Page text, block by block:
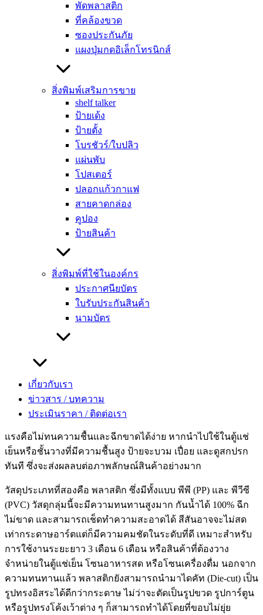
พัดพลาสติก
ที่คล้องขวด
ซองประกันภัย
แผงปุ่มกดอิเล็กโทรนิกส์
สิ่งพิมพ์เสริมการขาย
shelf talker
ป้ายเด้ง
ป้ายตั้ง
โบรชัวร์/ใบปลิว
แผ่นพับ
โปสเตอร์
ปลอกแก้วกาแฟ
สายคาดกล่อง
คูปอง
ป้ายสินค้า
สิ่งพิมพ์ที่ใช้ในองค์กร
ประกาศนียบัตร
ใบรับประกันสินค้า
นามบัตร
เกี่ยวกับเรา
ข่าวสาร / บทความ
ประเมินราคา / ติดต่อเรา
ป้ายเด้ง หรือ Wobbler
ประเภทยอดฮิต ลักษณะเด่นคือจะมีก้านพลาสติกใส ก้านอลูมิ
เนียม หรือสปริงติดอยู่ด้านหลัง ทำให้ตัวป้ายยื่นออกมาจากชั้น
วางและสามารถ เด้งดึ๋ง หรือขยับไปมาได้เมื่อมีแรงลมหรือแรง
สัมผัส การเคลื่อนไหวนี้เองที่เป็นจุดขายสำคัญ เพราะตาม
จิตวิทยามนุษย์ สายตาจะถูกดึงดูดด้วยวัตถุที่เคลื่อนที่ได้เสมอ
ป้ายประเภทนี้จึงเหมาะมากสำหรับการแจ้งโปรโมชั่นสั้น ๆ
สินค้ามาใหม่ หรือข้อความที่ต้องการเน้นเป็นพิเศษ เช่น ลด
ราคา 50% หรือ New Arrival เพราะมันเรียกร้องความสนใจได้ดี
การเลือกใช้ระหว่างแบบธรรมดาหรือแบบเด้ง ขึ้นอยู่กับบุคลิก
ของสินค้าและข้อความที่ต้องการสื่อสาร หากต้องการความน่า
เชื่อถือ ข้อมูลแน่น แนะนำแบบธรรมดา แต่ถ้าต้องการความตื่น
ดีกว่า ซึ่งในหลาย ๆ แบรนด์ก็นิยมใช้ทั้งสองแบบผสมผสานกันใน
2. แบ่งประเภทตามวัสดุที่ใช้ในการผลิต
หลังจากเลือกรูปแบบการติดตั้งได้แล้ว เรื่องต่อมาที่ต้องให้ความ
สำคัญไม่แพ้กันคือ วัสดุ เพราะวัสดุแต่ละชนิดมีความทนทาน
ต้นทุน และความสวยงามที่แตกต่างกันอย่างสิ้นเชิง การเลือก
วัสดุผิดอาจทำให้ป้ายพังเสียหายก่อนจบแคมเปญการตลาดได้
วัสดุประเภทแรกที่นิยมใช้คือ กระดาษอาร์ตการ์ด ส่วนใหญ่จะมี
ความหนาตั้งแต่ 250 แกรมขึ้นไป ข้อดีที่เห็นได้ชัดที่สุดคือ ราคา
ถูก ผลิตได้รวดเร็ว และให้สีสันที่สวยงามคมชัด เหมาะสำหรับ
โปรโมชั่นระยะสั้น ๆ เช่น โปรโมชั่นประจำสัปดาห์ หรือ
แรงคือไม่ทนความชื้นและฉีกขาดได้ง่าย หากนำไปใช้ในตู้แช่
เย็นหรือชั้นวางที่มีความชื้นสูง ป้ายจะบวม เปื่อย และดูสกปรก
ทันที ซึ่งจะส่งผลลบต่อภาพลักษณ์สินค้าอย่างมาก
วัสดุประเภทที่สองคือ พลาสติก ซึ่งมีทั้งแบบ พีพี (PP) และ พีวีซี
(PVC) วัสดุกลุ่มนี้จะมีความทนทานสูงมาก กันน้ำได้ 100% ฉีก
ไม่ขาด และสามารถเช็ดทำความสะอาดได้ สีสันอาจจะไม่สด
เท่ากระดาษอาร์ตแต่ก็มีความคมชัดในระดับที่ดี เหมาะสำหรับ
การใช้งานระยะยาว 3 เดือน 6 เดือน หรือสินค้าที่ต้องวาง
จำหน่ายในตู้แช่เย็น โซนอาหารสด หรือโซนเครื่องดื่ม นอกจาก
ความทนทานแล้ว พลาสติกยังสามารถนำมาไดคัท (Die-cut) เป็น
รูปทรงอิสระได้ดีกว่ากระดาษ ไม่ว่าจะตัดเป็นรูปขวด รูปการ์ตูน
หรือรูปทรงโค้งเว้าต่าง ๆ ก็สามารถทำได้โดยที่ขอบไม่ยุ่ย